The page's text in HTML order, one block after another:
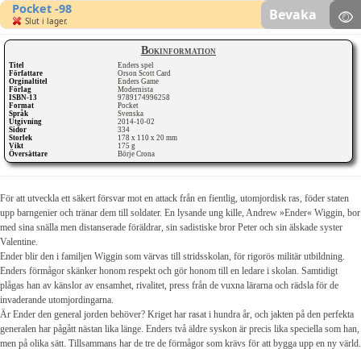
Bokinformation
Titel
Enders spel
Författare
Orson Scott Card
Orginaltitel
Enders Game
Förlag
Modernista
ISBN-13
9789174996258
Format
Pocket
Språk
Svenska
Utgivning
2014-10-02
Sidor
334
Storlek
178 x 110 x 20 mm
Vikt
175 g
Översättare
Börje Crona
Pocket -98
Slut i lager. Bevaka
För att utveckla ett säkert försvar mot en attack från en fientlig, utomjordisk ras, föder staten
upp barngenier och tränar dem till soldater. En lysande ung kille, Andrew »Ender« Wiggin, bor
med sina snälla men distanserade föräldrar, sin sadistiske bror Peter och sin älskade syster
Valentine.
Ender blir den i familjen Wiggin som värvas till stridsskolan, för rigorös militär utbildning.
Enders förmågor skänker honom respekt och gör honom till en ledare i skolan. Samtidigt
plågas han av känslor av ensamhet, rivalitet, press från de vuxna lärarna och rädsla för de
invaderande utomjordingarna.
Är Ender den general jorden behöver? Kriget har rasat i hundra år, och jakten på den perfekta
generalen har pågått nästan lika länge. Enders två äldre syskon är precis lika speciella som han,
men på olika sätt. Tillsammans har de tre de förmågor som krävs för att bygga upp en ny värld.